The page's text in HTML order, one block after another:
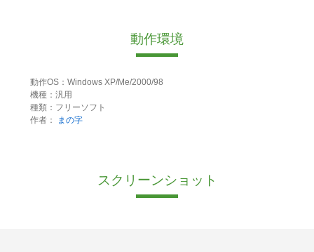
動作環境
動作OS：Windows XP/Me/2000/98
機種：汎用
種類：フリーソフト
作者：
まの字
スクリーンショット